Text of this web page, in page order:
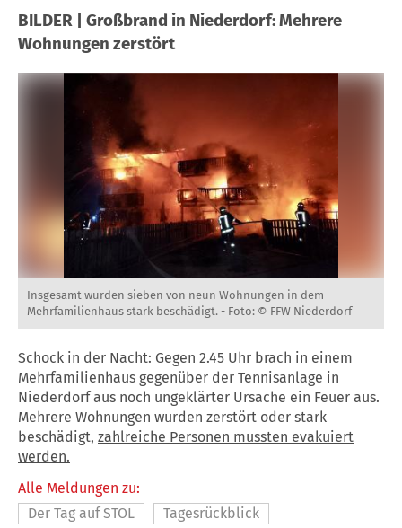
BILDER | Großbrand in Niederdorf: Mehrere
Wohnungen zerstört
Insgesamt wurden sieben von neun Wohnungen in dem
Mehrfamilienhaus stark beschädigt. - Foto: © FFW Niederdorf
Schock in der Nacht: Gegen 2.45 Uhr brach in einem
Mehrfamilienhaus gegenüber der Tennisanlage in
Niederdorf aus noch ungeklärter Ursache ein Feuer aus.
Mehrere Wohnungen wurden zerstört oder stark
beschädigt, zahlreiche Personen mussten evakuiert
werden.
Alle Meldungen zu:
Der Tag auf STOL
Tagesrückblick